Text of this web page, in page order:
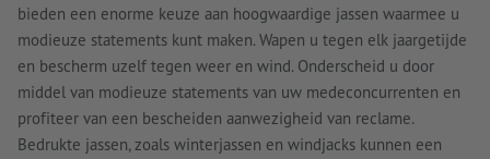
bieden een enorme keuze aan hoogwaardige jassen waarmee u
modieuze statements kunt maken. Wapen u tegen elk jaargetijde
en bescherm uzelf tegen weer en wind. Onderscheid u door
middel van modieuze statements van uw medeconcurrenten en
profiteer van een bescheiden aanwezigheid van reclame.
Bedrukte jassen, zoals winterjassen en windjacks kunnen een